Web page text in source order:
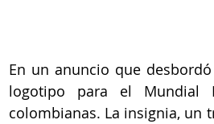
En un anuncio que
logotipo para el Mundial
colombianas. La insignia, un